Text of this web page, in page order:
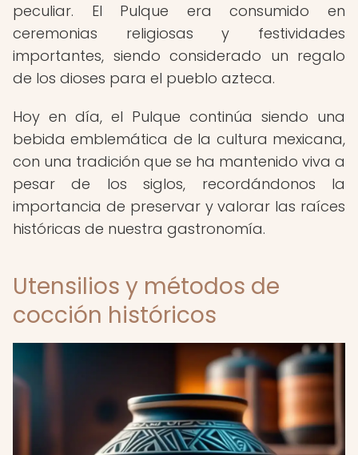
peculiar. El Pulque era consumido en
ceremonias religiosas y festividades
importantes, siendo considerado un regalo
de los dioses para el pueblo azteca.
Hoy en día, el Pulque continúa siendo una
bebida emblemática de la cultura mexicana,
con una tradición que se ha mantenido viva a
pesar de los siglos, recordándonos la
importancia de preservar y valorar las raíces
históricas de nuestra gastronomía.
Utensilios y métodos de
cocción históricos